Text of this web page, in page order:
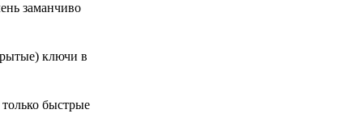
заманчиво
ключи в
быстрые